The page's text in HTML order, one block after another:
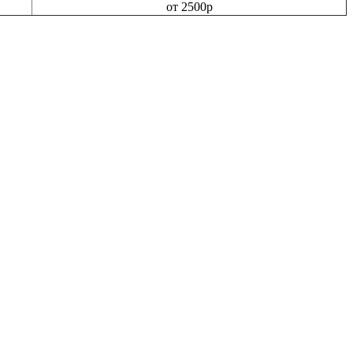
от 2500р